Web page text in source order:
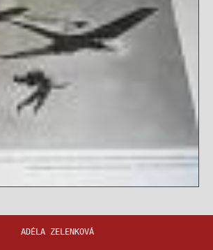
ADÉLA ZELENKOVÁ